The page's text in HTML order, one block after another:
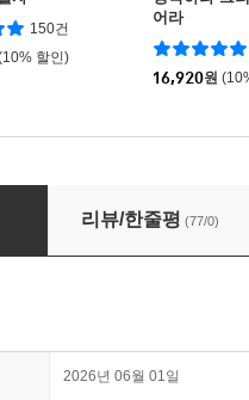
150건
할인)
어라
16,920원
말했다
리뷰/한줄평 (77/0)
2026년 06월 01일